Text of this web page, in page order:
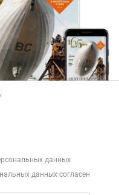
данных
данных согласен